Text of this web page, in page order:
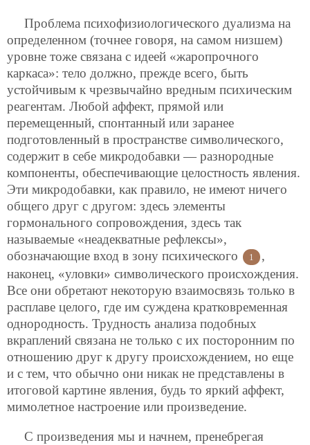
Проблема психофизиологического дуализма на
определенном (точнее говоря, на самом низшем)
уровне тоже связана с идеей «жаропрочного
каркаса»: тело должно, прежде всего, быть
устойчивым к чрезвычайно вредным психическим
реагентам. Любой аффект, прямой или
перемещенный, спонтанный или заранее
подготовленный в пространстве символического,
содержит в себе микродобавки — разнородные
компоненты, обеспечивающие целостность явления.
Эти микродобавки, как правило, не имеют ничего
общего друг с другом: здесь элементы
гормонального сопровождения, здесь так
называемые «неадекватные рефлексы»,
обозначающие вход в зону психического
1
,
наконец, «уловки» символического происхождения.
Все они обретают некоторую взаимосвязь только в
расплаве целого, где им суждена кратковременная
однородность. Трудность анализа подобных
вкраплений связана не только с их посторонним по
отношению друг к другу происхождением, но еще
и с тем, что обычно они никак не представлены в
итоговой картине явления, будь то яркий аффект,
мимолетное настроение или произведение.
С произведения мы и начнем, пренебрегая